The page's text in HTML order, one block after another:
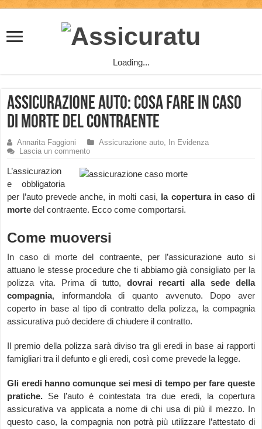
Loading...
Assicurazione Auto: cosa fare in caso
di Morte del Contraente
Annarita Faggioni Assicurazione auto,
In Evidenza
Lascia un commento
L’assicurazion
e obbligatoria
per l’auto prevede anche, in molti casi, la copertura in caso di
morte del contraente. Ecco come comportarsi.
Come muoversi
In caso di morte del contraente, per l’assicurazione auto si
attuano le stesse procedure che ti abbiamo giàconsigliato per la
polizza vita. Prima di tutto, dovrai recarti alla sede della
compagnia, informandola di quanto avvenuto. Dopo aver
coperto in base al tipo di contratto della polizza, la compagnia
assicurativa può decidere di chiudere il contratto.
Il premio della polizza sarà diviso tra gli eredi in base ai rapporti
famigliari tra il defunto e gli eredi, così come prevede la legge.
Gli eredi hanno comunque sei mesi di tempo per fare queste
pratiche. Se l’auto è cointestata tra due eredi, la copertura
assicurativa va applicata a nome di chi usa di più il mezzo. In
questo caso, la compagnia non potrà più utilizzare l’attestato di